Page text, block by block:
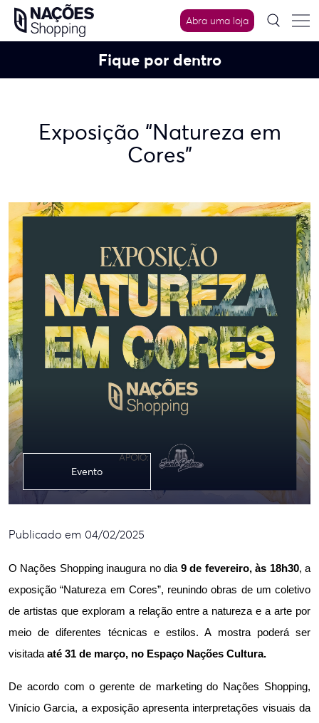
Skip
content
Abra uma loja
Fique por dentro
Exposição “Natureza em
Cores”
Evento
Publicado em 04/02/2025
O Nações Shopping inaugura no dia 9 de fevereiro, às 18h30, a
exposição “Natureza em Cores”, reunindo obras de um coletivo
de artistas que exploram a relação entre a natureza e a arte por
meio de diferentes técnicas e estilos. A mostra poderá ser
visitada até 31 de março, no Espaço Nações Cultura.
De acordo com o gerente de marketing do Nações Shopping,
Vinício Garcia, a exposição apresenta interpretações visuais da